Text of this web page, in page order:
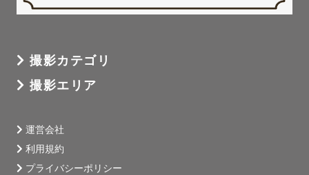
撮影カテゴリ
撮影エリア
運営会社
利用規約
プライバシーポリシー